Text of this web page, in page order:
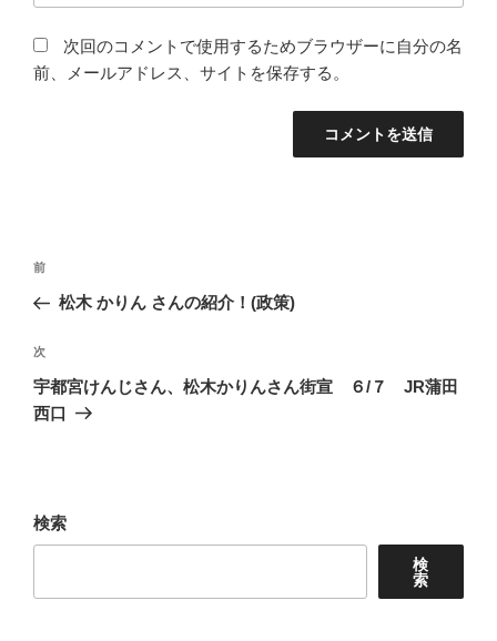
次回のコメントで使用するためブラウザーに自分の名
前、メールアドレス、サイトを保存する。
投
ナ
ビ
ゲ
ー
前
の
稿
前
松木 かりん さんの紹介！(政策)
次
の
投
次
宇都宮けんじさん、松木かりんさん街宣 ６/７ JR蒲田
西口
検索
検
索